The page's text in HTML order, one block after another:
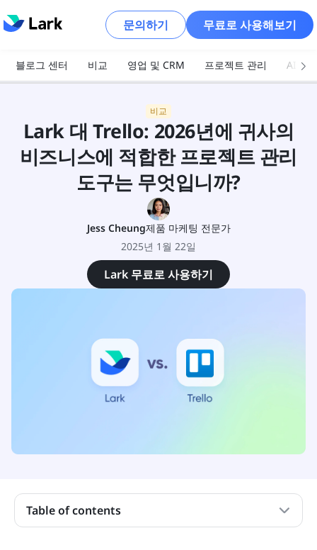
문의하기 무료로 사용해보기
블로그 센터 비교 영업 및 CRM 프로젝트 관리 AI 및
비교
Lark 대 Trello: 2026년에 귀사의
비즈니스에 적합한 프로젝트 관리
도구는 무엇입니까?
Jess Cheung제품 마케팅 전문가
2025년 1월 22일
Lark 무료로 사용하기
Table of contents